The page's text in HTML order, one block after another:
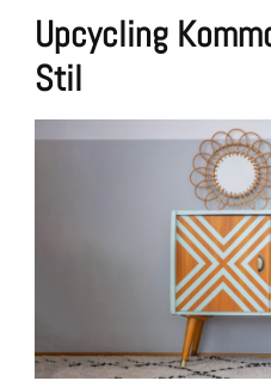
Upcycling
Stil